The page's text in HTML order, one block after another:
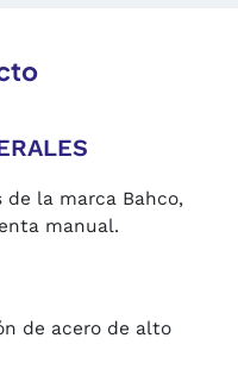
la marca Bahco,
manual.
de acero de alto